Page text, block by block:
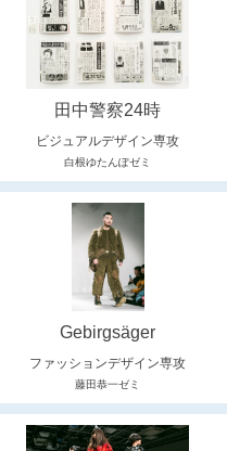
田中警察24時
ビジュアルデザイン専攻
白根ゆたんぽゼミ
Gebirgsäger
ファッションデザイン専攻
藤田恭一ゼミ